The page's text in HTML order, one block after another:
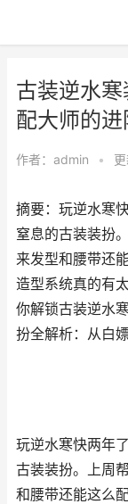
古装逆水
配大师的
作者： admin •
摘要：玩逆水寒
窒息的古装装扮
来发型和腰带还
造型系统真的有
你解锁古装逆水
扮全解析：从白
玩逆水寒快两年
古装装扮。上周
和腰带还能这么